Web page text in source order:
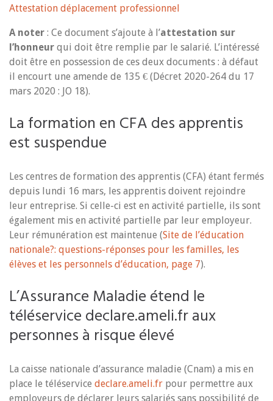
Attestation déplacement professionnel
A noter : Ce document s’ajoute à l’attestation sur
l’honneur qui doit être remplie par le salarié. L’intéressé
doit être en possession de ces deux documents : à défaut
il encourt une amende de 135 € (Décret 2020-264 du 17
mars 2020 : JO 18).
La formation en CFA des apprentis
est suspendue
Les centres de formation des apprentis (CFA) étant fermés
depuis lundi 16 mars, les apprentis doivent rejoindre
leur entreprise. Si celle-ci est en activité partielle, ils sont
également mis en activité partielle par leur employeur.
Leur rémunération est maintenue (Site de l’éducation
nationale?: questions-réponses pour les familles, les
élèves et les personnels d’éducation, page 7).
L’Assurance Maladie étend le
téléservice declare.ameli.fr aux
personnes à risque élevé
La caisse nationale d’assurance maladie (Cnam) a mis en
place le téléservice declare.ameli.fr pour permettre aux
employeurs de déclarer leurs salariés sans possibilité de